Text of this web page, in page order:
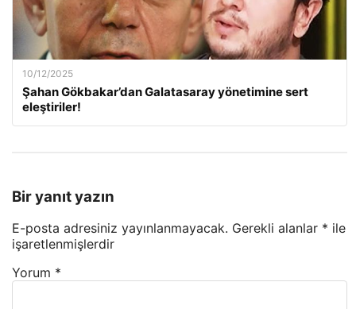
10/12/2025
Şahan Gökbakar’dan Galatasaray yönetimine sert
eleştiriler!
Bir yanıt yazın
E-posta adresiniz yayınlanmayacak. Gerekli alanlar * ile
işaretlenmişlerdir
Yorum *